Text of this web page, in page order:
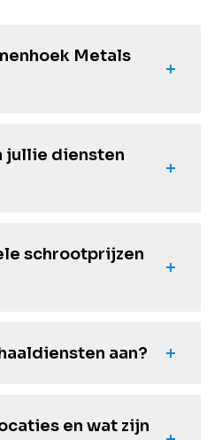
Metals
jullie diensten
schrootprijzen
aan?
en wat zijn